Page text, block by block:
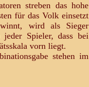
streben das hohe
für das Volk einsetzt
wird als Sieger
Spieler, dass bei
vorn liegt.
stehen im